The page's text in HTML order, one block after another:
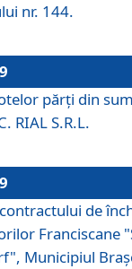
nr. 144.
părți din
RIAL S.R.L.
de
Franciscane
Municipiul